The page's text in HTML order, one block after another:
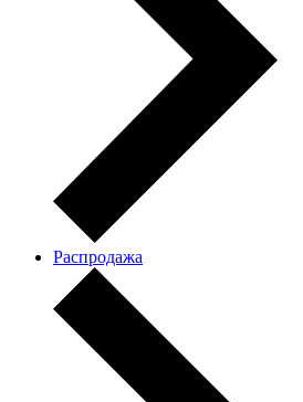
Распродажа